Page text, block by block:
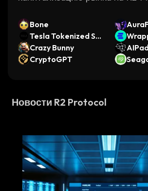
Bone
Tesla Tokenized St
ock Defichain
Crazy Bunny
CryptoGPT
Новости R2 Protocol